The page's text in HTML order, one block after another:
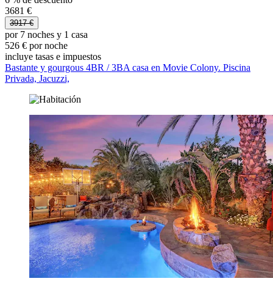
3681 €
3917 €
por 7 noches y 1 casa
526 € por noche
incluye tasas e impuestos
Bastante y gourgous 4BR / 3BA casa en Movie Colony. Piscina
Privada, Jacuzzi,